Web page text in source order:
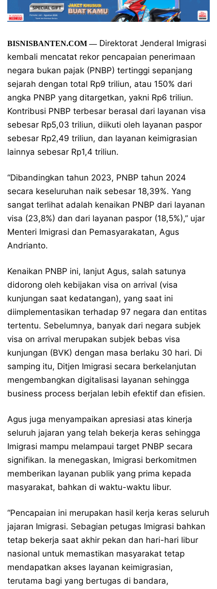
BISNISBANTEN.COM—Direktorat Jenderal Imigrasi
kembali mencatat rekor pencapaian penerimaan
negara bukan pajak (PNBP) tertinggi sepanjang
sejarah dengan total Rp9 triliun, atau 150% dari
angka PNBP yang ditargetkan, yakni Rp6 triliun.
Kontribusi PNBP terbesar berasal dari layanan visa
sebesar Rp5,03 triliun, diikuti oleh layanan paspor
sebesar Rp2,49 triliun, dan layanan keimigrasian
lainnya sebesar Rp1,4 triliun.
“Dibandingkan tahun 2023, PNBP tahun 2024
secara keseluruhan naik sebesar 18,39%. Yang
sangat terlihat adalah kenaikan PNBP dari layanan
visa (23,8%) dan dari layanan paspor (18,5%),” ujar
Menteri Imigrasi dan Pemasyarakatan, Agus
Andrianto.
Kenaikan PNBP ini, lanjut Agus, salah satunya
didorong oleh kebijakan visa on arrival (visa
kunjungan saat kedatangan), yang saat ini
diimplementasikan terhadap 97 negara dan entitas
tertentu. Sebelumnya, banyak dari negara subjek
visa on arrival merupakan subjek bebas visa
kunjungan (BVK) dengan masa berlaku 30 hari. Di
samping itu, Ditjen Imigrasi secara berkelanjutan
mengembangkan digitalisasi layanan sehingga
business process berjalan lebih efektif dan efisien.
Agus juga menyampaikan apresiasi atas kinerja
seluruh jajaran yang telah bekerja keras sehingga
Imigrasi mampu melampaui target PNBP secara
signifikan. Ia menegaskan, Imigrasi berkomitmen
memberikan layanan publik yang prima kepada
masyarakat, bahkan di waktu-waktu libur.
“Pencapaian ini merupakan hasil kerja keras seluruh
jajaran Imigrasi. Sebagian petugas Imigrasi bahkan
tetap bekerja saat akhir pekan dan hari-hari libur
nasional untuk memastikan masyarakat tetap
mendapatkan akses layanan keimigrasian,
terutama bagi yang bertugas di bandara,